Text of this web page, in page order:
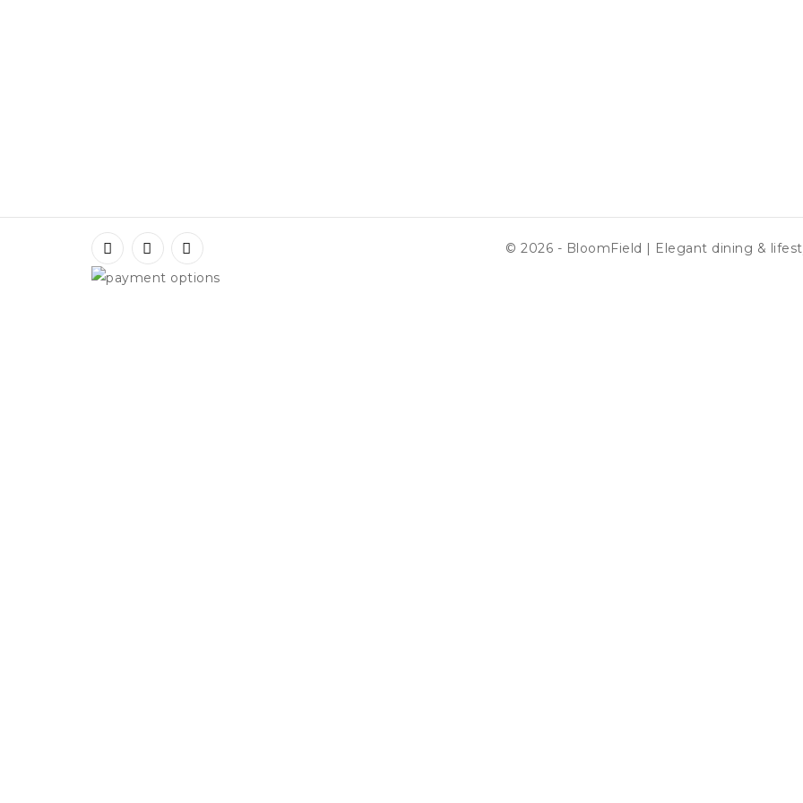
© 2026 - BloomField | Elegant dining &